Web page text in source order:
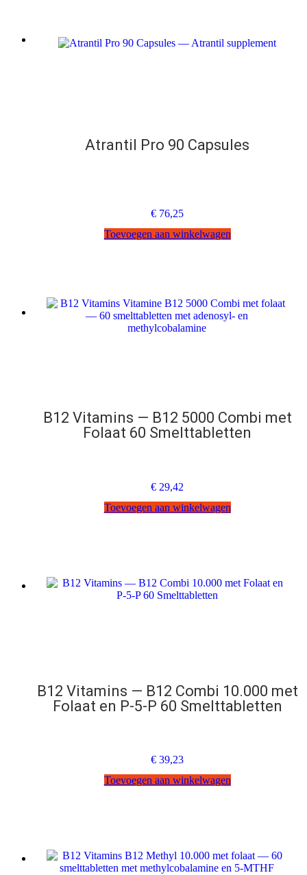
Atrantil Pro 90 Capsules
€ 76,25
Toevoegen aan winkelwagen
B12 Vitamins — B12 5000 Combi met
Folaat 60 Smelttabletten
€ 29,42
Toevoegen aan winkelwagen
B12 Vitamins — B12 Combi 10.000 met
Folaat en P-5-P 60 Smelttabletten
€ 39,23
Toevoegen aan winkelwagen